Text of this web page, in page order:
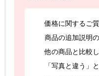
価格に関するご
商品の追加説明
他の商品と比較
「写真と違う」